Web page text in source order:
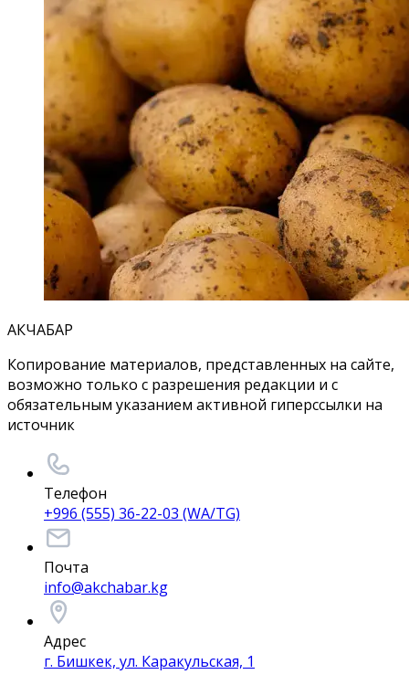
АКЧАБАР
Копирование материалов, представленных на сайте,
возможно только с разрешения редакции и с
обязательным указанием активной гиперссылки на
источник
Телефон
+996 (555) 36-22-03 (WA/TG)
Почта
info@akchabar.kg
Адрес
г. Бишкек, ул. Каракульская, 1